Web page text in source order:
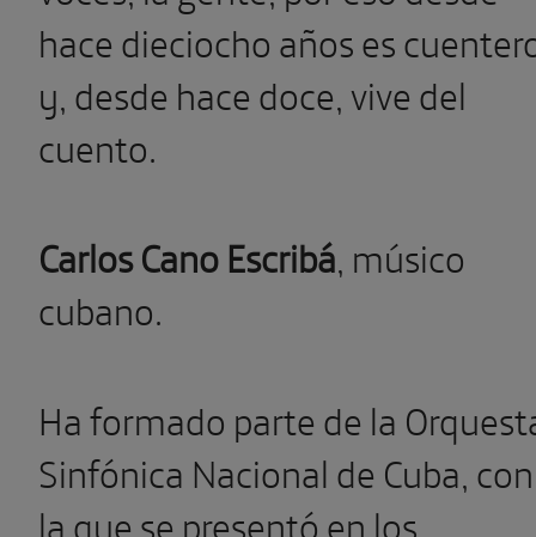
hace dieciocho años es
y, desde hace doce, vive del
cuento.
Carlos Cano Escribá, músico
cubano.
Ha formado parte de la
Sinfónica Nacional de Cuba, con
la que se presentó en los